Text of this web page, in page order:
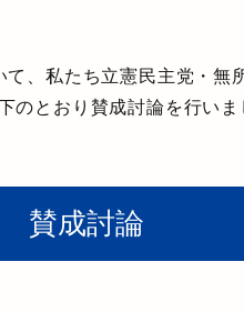
、私たち立憲民主党・無
のとおり賛成討論を行いま
賛成討論